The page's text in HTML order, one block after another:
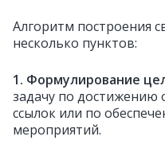
Алгоритм построения
несколько пунктов:
1. Формулирование
задачу по достижению
ссылок или по
мероприятий.